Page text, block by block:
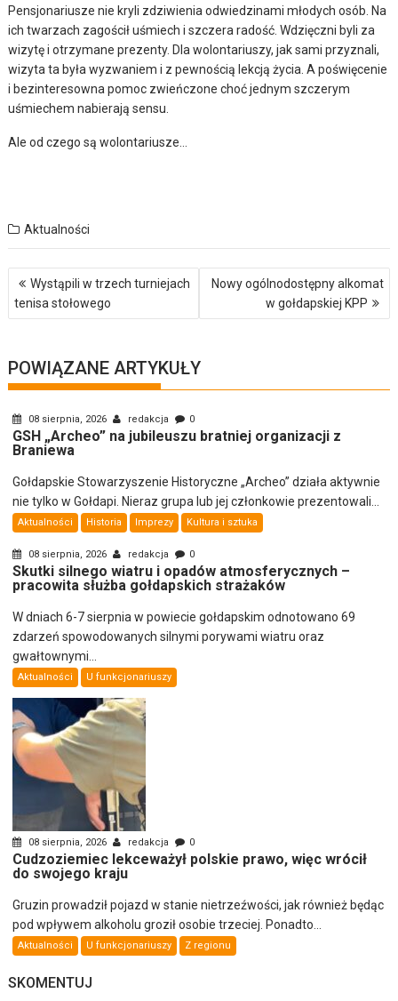
Pensjonariusze nie kryli zdziwienia odwiedzinami młodych osób. Na
ich twarzach zagościł uśmiech i szczera radość. Wdzięczni byli za
wizytę i otrzymane prezenty. Dla wolontariuszy, jak sami przyznali,
wizyta ta była wyzwaniem i z pewnością lekcją życia. A poświęcenie
i bezinteresowna pomoc zwieńczone choć jednym szczerym
uśmiechem nabierają sensu.
Ale od czego są wolontariusze…
Aktualności
Nawigacja
wpisu
Wystąpili w trzech turniejach
tenisa stołowego
Nowy ogólnodostępny alkomat
w gołdapskiej KPP
POWIĄZANE ARTYKUŁY
08 sierpnia, 2026 redakcja 0
GSH „Archeo” na jubileuszu bratniej organizacji z
Braniewa
Gołdapskie Stowarzyszenie Historyczne „Archeo” działa aktywnie
nie tylko w Gołdapi. Nieraz grupa lub jej członkowie prezentowali...
Aktualności Historia Imprezy Kultura i sztuka
08 sierpnia, 2026 redakcja 0
Skutki silnego wiatru i opadów atmosferycznych –
pracowita służba gołdapskich strażaków
W dniach 6-7 sierpnia w powiecie gołdapskim odnotowano 69
zdarzeń spowodowanych silnymi porywami wiatru oraz
gwałtownymi...
Aktualności U funkcjonariuszy
08 sierpnia, 2026 redakcja 0
Cudzoziemiec lekceważył polskie prawo, więc wrócił
do swojego kraju
Gruzin prowadził pojazd w stanie nietrzeźwości, jak również będąc
pod wpływem alkoholu groził osobie trzeciej. Ponadto...
Aktualności U funkcjonariuszy Z regionu
SKOMENTUJ